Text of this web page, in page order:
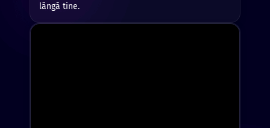
lângă tine.